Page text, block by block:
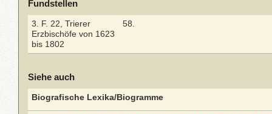
Fundstellen
3. F. 22, Trierer
Erzbischöfe von 1623
bis 1802
58.
Siehe auch
Biografische Lexika/Biogramme